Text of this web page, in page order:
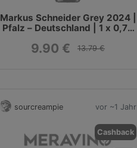
Markus Schneider Grey 2024 |
Pfalz – Deutschland | 1 x 0,75
9.90 € 13.79 €
sourcreampie vor ~1 Jahr
Cashback